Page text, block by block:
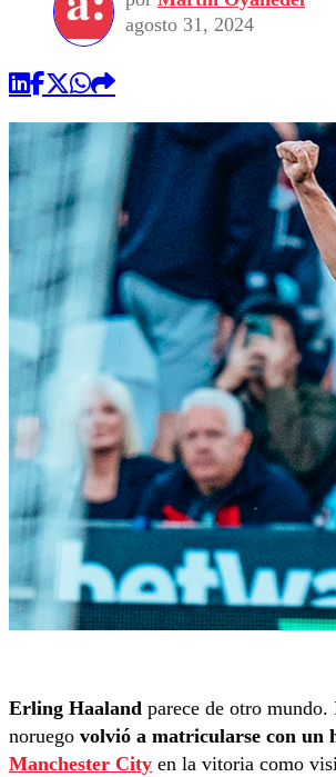
agosto 31, 2024
Erling Haaland parece de otro mundo.
noruego volvió a matricularse con un
Manchester City en la vitoria como